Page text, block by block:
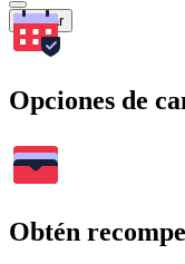
Buscar
Opciones de
Obtén